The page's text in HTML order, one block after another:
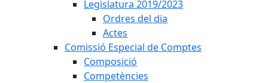
Legislatura 2019/2023
Ordres del dia
Actes
Comissió Especial de Comptes
Composició
Competències